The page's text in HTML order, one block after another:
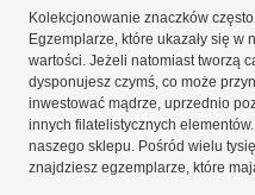
Kolekcjonowanie znaczków
Egzemplarze, które ukazały się w
wartości. Jeżeli natomiast tworzą
dysponujesz czymś, co może
inwestować mądrze, uprzednio
innych filatelistycznych
naszego sklepu. Pośród wielu
znajdziesz egzemplarze, które